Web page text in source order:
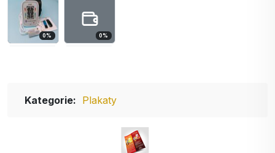
0% 0%
Kategorie: Plakaty